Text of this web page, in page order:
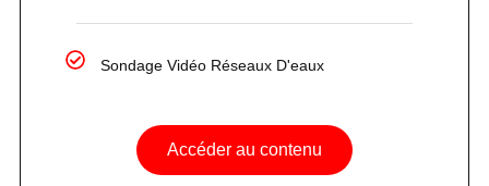
Sondage Vidéo Réseaux D'eaux
Accéder au contenu